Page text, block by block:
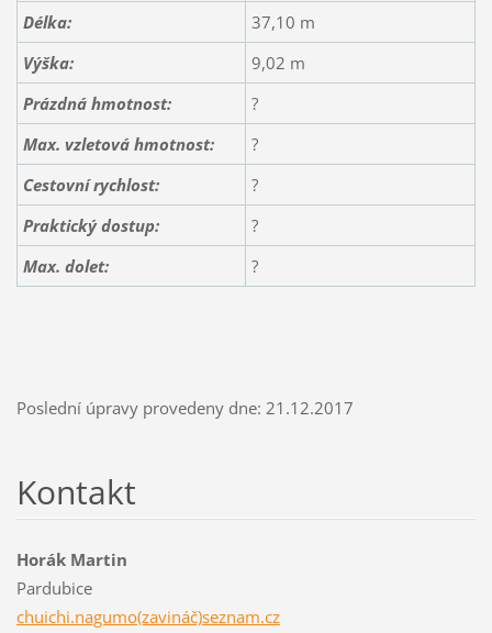
Délka:
37,10 m
Výška:
9,02 m
Prázdná hmotnost:
?
Max. vzletová hmotnost:
?
Cestovní rychlost:
?
Praktický dostup:
?
Max. dolet: ?
Poslední úpravy provedeny dne: 21.12.2017
Kontakt
Horák Martin
Pardubice
chuichi.nagumo(zavináč)seznam.cz